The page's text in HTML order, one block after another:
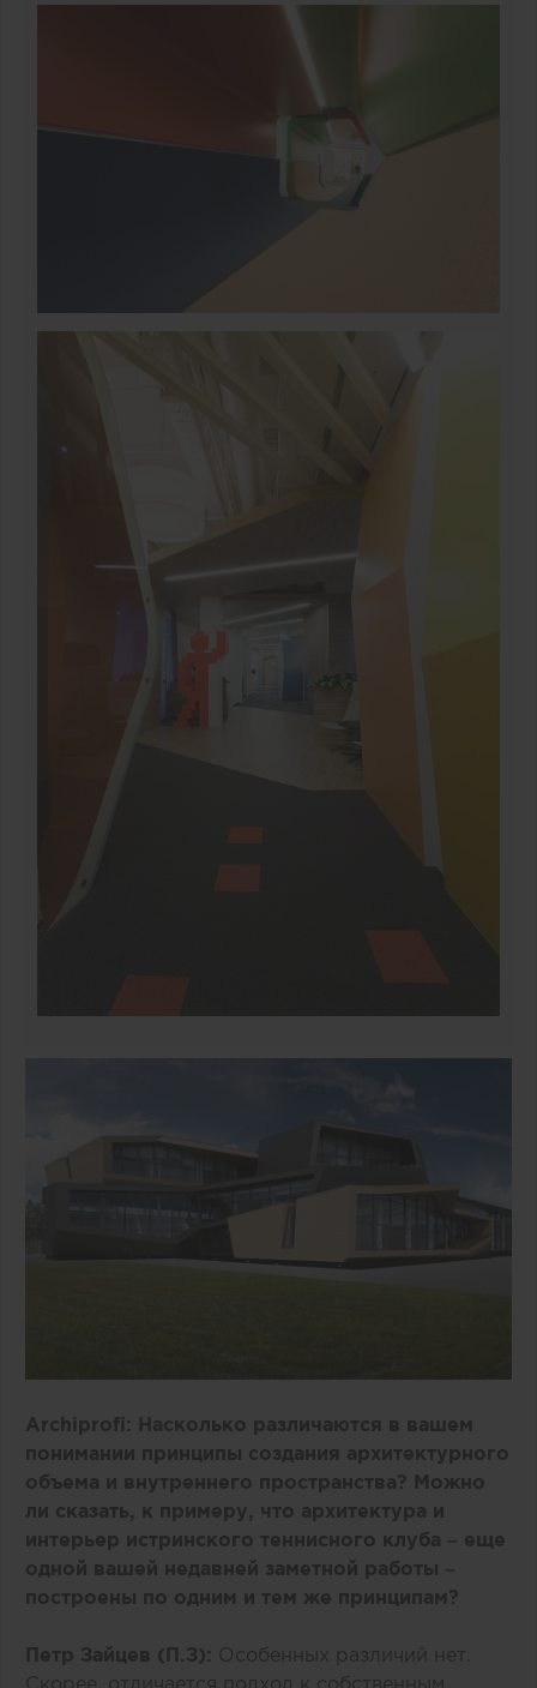
Archiprofi : Насколько различаются в вашем
понимании принципы создания архитектурного
объема и внутреннего пространства? Можно
ли сказать, к примеру, что архитектура и
интерьер истринского теннисного клуба – еще
одной вашей недавней заметной работы –
построены по одним и тем же принципам?
Петр Зайцев (П.З): Особенных различий нет.
Скорее, отличается подход к собственным